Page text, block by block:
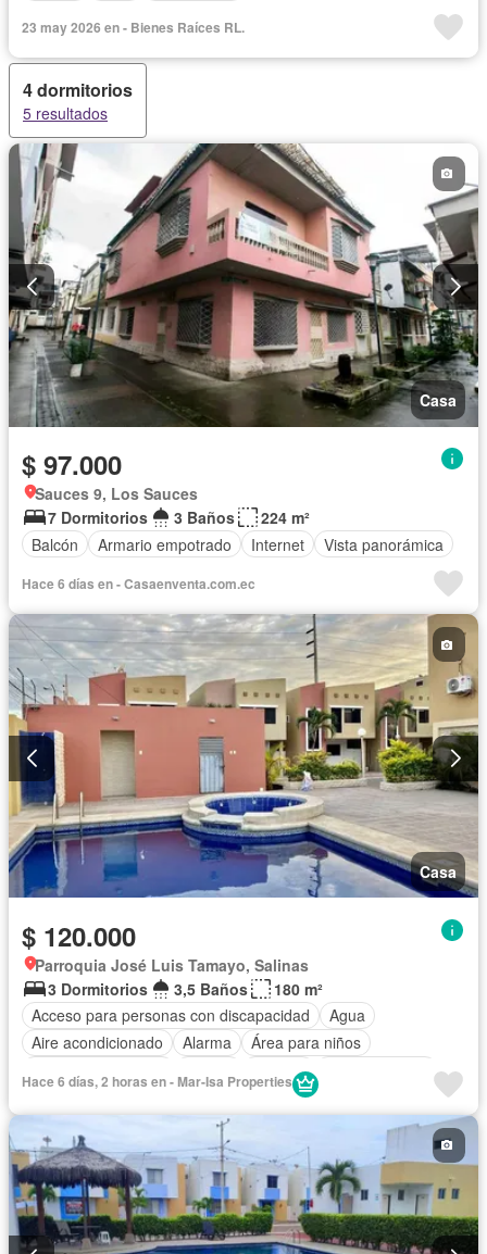
23 may 2026 en - Bienes Raíces RL.
4 dormitorios
5 resultados
Casa
$ 97.000
Sauces 9, Los Sauces
7 Dormitorios
3 Baños
224 m²
Balcón
Armario empotrado Internet Vista panorámica
Hace 6 días en - Casaenventa.com.ec
Casa
$ 120.000
Parroquia José Luis Tamayo, Salinas
3 Dormitorios
3,5 Baños
180 m²
Acceso para personas con discapacidad
Agua
Aire acondicionado
Alarma
Área para niños
Bodega
Estacionamiento
Garita de guardianía
Internet
Patio
Piscina
Conserje Seguridad Wifi Sin amoblar
Hace 6 días, 2 horas en - Mar-Isa Properties